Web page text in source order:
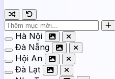
Hà Nội
Đà Nẵng
Hội An
Đà Lạt